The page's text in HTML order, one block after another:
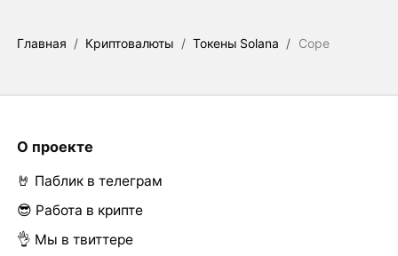
Главная / Криптовалюты / Токены Solana / Cope
О проекте
🤘 Паблик в телеграм
😎 Работа в крипте
👌 Мы в твиттере